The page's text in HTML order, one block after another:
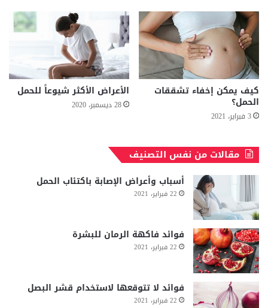
كيف يمكن إخفاء تشققات
الحمل؟
3 فبراير، 2021
الأعراض الأكثر شيوعاً للحمل
28 ديسمبر، 2020
مقالات من نفس التصنيف
أسباب وأعراض الإصابة باكتئاب الحمل
22 فبراير، 2021
فوائد فاكهة الرمان للبشرة
22 فبراير، 2021
فوائد لا تتوقعها لاستخدام قشر البصل
22 فبراير، 2021